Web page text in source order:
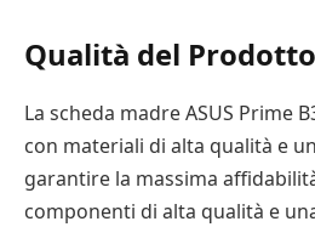
Qualità del Prodotto
La scheda madre ASUS Prime
con materiali di alta qualità e
garantire la massima
componenti di alta qualità e